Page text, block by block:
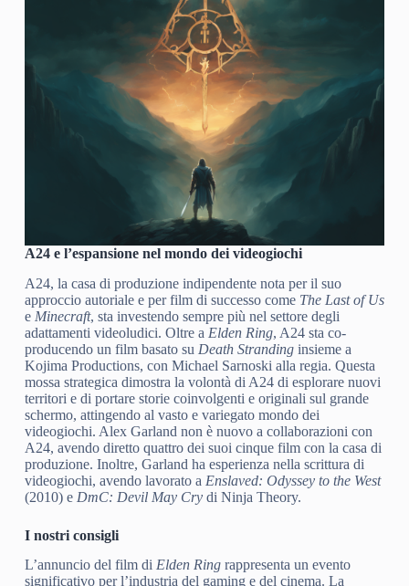
A24 e l’espansione nel mondo dei videogiochi
A24, la casa di produzione indipendente nota per il suo
approccio autoriale e per film di successo come The Last of Us
e Minecraft, sta investendo sempre più nel settore degli
adattamenti videoludici. Oltre a Elden Ring, A24 sta co-
producendo un film basato su Death Strandinginsieme a
Kojima Productions, con Michael Sarnoski alla regia. Questa
mossa strategica dimostra la volontà di A24 di esplorare nuovi
territori e di portare storie coinvolgenti e originali sul grande
schermo, attingendo al vasto e variegato mondo dei
videogiochi. Alex Garland non è nuovo a collaborazioni con
A24, avendo diretto quattro dei suoi cinque film con la casa di
produzione. Inoltre, Garland ha esperienza nella scrittura di
videogiochi, avendo lavorato a Enslaved: Odyssey to the West
(2010) e DmC: Devil May Crydi Ninja Theory.
I nostri consigli
L’annuncio del film di Elden Ringrappresenta un evento
significativo per l’industria del gaming e del cinema. La